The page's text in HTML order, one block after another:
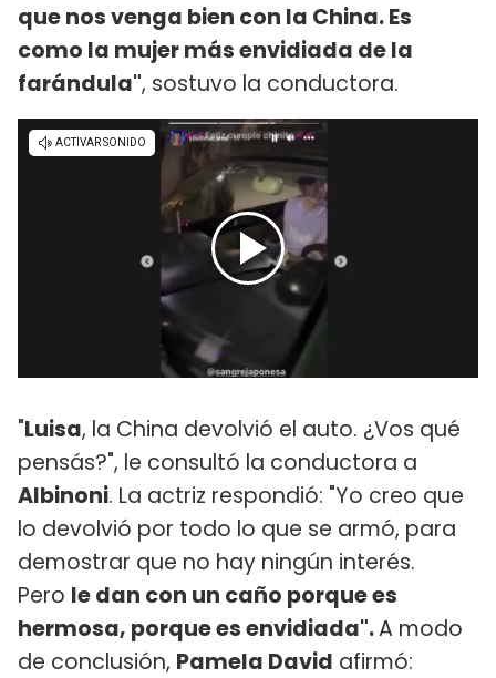
que nos venga bien con la China. Es
como la mujer más envidiada de la
farándula", sostuvo la conductora.
"Luisa, la China devolvió el auto. ¿Vos qué
pensás?", le consultó la conductora a
Albinoni. La actriz respondió: "Yo creo que
lo devolvió por todo lo que se armó, para
demostrar que no hay ningún interés.
Pero le dan con un caño porque es
hermosa, porque es envidiada".A modo
de conclusión, Pamela David afirmó: